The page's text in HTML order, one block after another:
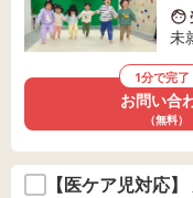
未
1分で完了
お問い合
（無料）
【医ケア児対応